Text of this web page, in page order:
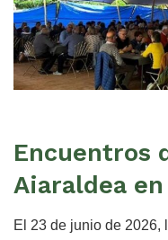
Encuentros
Aiaraldea
El 23 de junio de 2026,